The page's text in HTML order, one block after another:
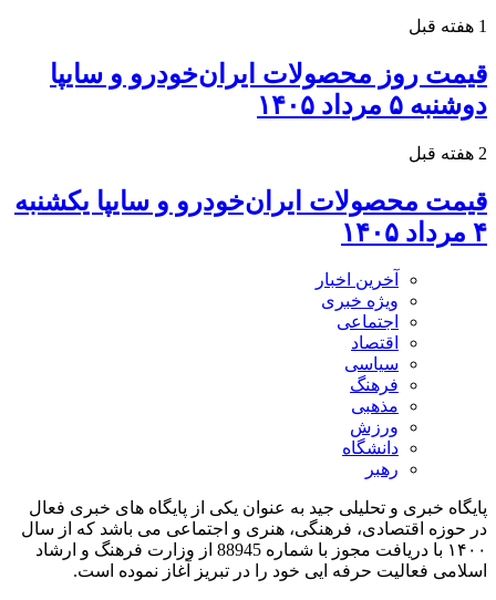
1 هفته قبل
قیمت روز محصولات ایران‌خودرو و سایپا
دوشنبه ۵ مرداد ۱۴۰۵
2 هفته قبل
قیمت محصولات ایران‌خودرو و سایپا یکشنبه
۴ مرداد ۱۴۰۵
آخرین اخبار
ویژه خبری
اجتماعی
اقتصاد
سیاسی
فرهنگ
مذهبی
ورزش
دانشگاه
رهبر
پایگاه خبری و تحلیلی جید به عنوان یکی از پایگاه های خبری فعال
در حوزه اقتصادی، فرهنگی، هنری و اجتماعی می باشد که از سال
۱۴۰۰ با دریافت مجوز با شماره 88945 از وزارت فرهنگ و ارشاد
اسلامی فعالیت حرفه ایی خود را در تبریز آغاز نموده است.